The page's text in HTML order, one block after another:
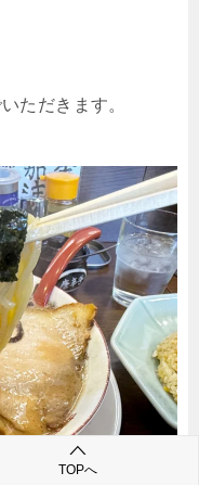
ただきます。
TOPへ